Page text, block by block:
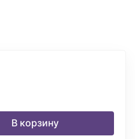
В корзину